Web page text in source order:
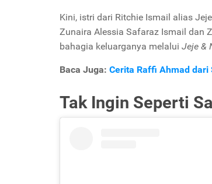
Kini, istri dari Ritchie Ismail alias Jeje
Zunaira Alessia Safaraz Ismail dan
bahagia keluarganya melalui Jeje &
Baca Juga: Cerita Raffi Ahmad dari
Tak Ingin Seperti